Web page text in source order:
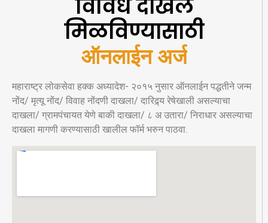
विविध दाखले
मिळविण्यासाठी
ऑनलाईन अर्ज
महाराष्ट्र लोकसेवा हक्क अध्यादेश- २०१५ नुसार ऑनलाईन पद्धतीने जन्म
नोंद/ मृत्यू नोंद/ विवाह नोंदणी दाखला/ दारिद्र्य रेषेखाली असल्याचा
दाखला/ ग्रामपंचायत येणे बाकी दाखला/ ८ अ उतारा/ निराधार असल्याचा
दाखला मागणी करण्यासाठी खालील फॉर्म भरुन पाठवा.